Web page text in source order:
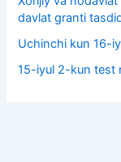
davlat granti
Uchinchi kun 16-
15-iyul 2-kun test